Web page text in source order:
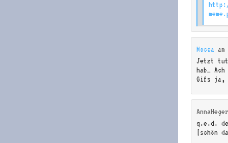
Mocca am
Jetzt
hab…
Gifs ja,
AnnaHeger
q.e.d.
[schön